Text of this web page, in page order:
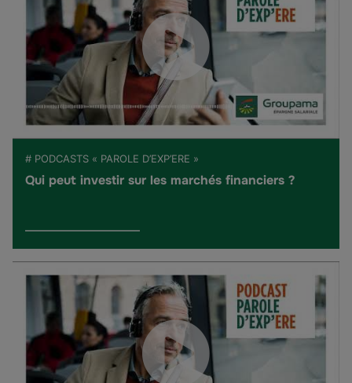
# PODCASTS « PAROLE D’EXP’ERE »
Qui peut investir sur les marchés financiers ?